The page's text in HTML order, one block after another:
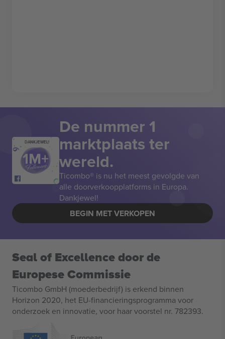
DANKJEWEL!
De nummer 1
marktplaats ter
wereld.
Ticombo® is nu het meest gevolgde van
alle doorverkoopplatforms in Europa.
Dankjewel!
BEGIN MET VERKOPEN
Seal of Excellence door de
Europese Commissie
Ticombo GmbH (moederbedrijf) is erkend binnen
Horizon 2020, het EU-financieringsprogramma voor
onderzoek en innovatie, voor haar voorstel nr. 782393.